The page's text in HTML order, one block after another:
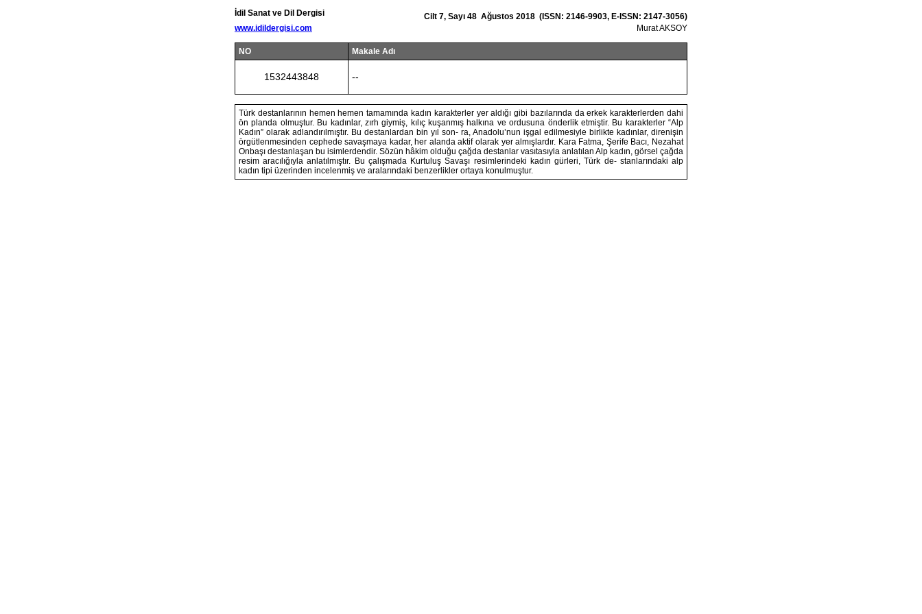
İdil Sanat ve Dil Dergisi
www.idildergisi.com
Cilt 7, Sayı 48 Ağustos 2018 (ISSN: 2146-9903, E-ISSN: 2147-3056)
Murat AKSOY
NO Makale Adı
1532443848 --
Türk destanlarının hemen hemen tamamında kadın karakterler yer aldığı gibi bazılarında da erkek karakterlerden dahi
ön planda olmuştur. Bu kadınlar, zırh giymiş, kılıç kuşanmış halkına ve ordusuna önderlik etmiştir. Bu karakterler “Alp
Kadın” olarak adlandırılmıştır. Bu destanlardan bin yıl son- ra, Anadolu’nun işgal edilmesiyle birlikte kadınlar, direnişin
örgütlenmesinden cephede savaşmaya kadar, her alanda aktif olarak yer almışlardır. Kara Fatma, Şerife Bacı, Nezahat
Onbaşı destanlaşan bu isimlerdendir. Sözün hâkim olduğu çağda destanlar vasıtasıyla anlatılan Alp kadın, görsel çağda
resim aracılığıyla anlatılmıştır. Bu çalışmada Kurtuluş Savaşı resimlerindeki kadın gürleri, Türk de- stanlarındaki alp
kadın tipi üzerinden incelenmiş ve aralarındaki benzerlikler ortaya konulmuştur.